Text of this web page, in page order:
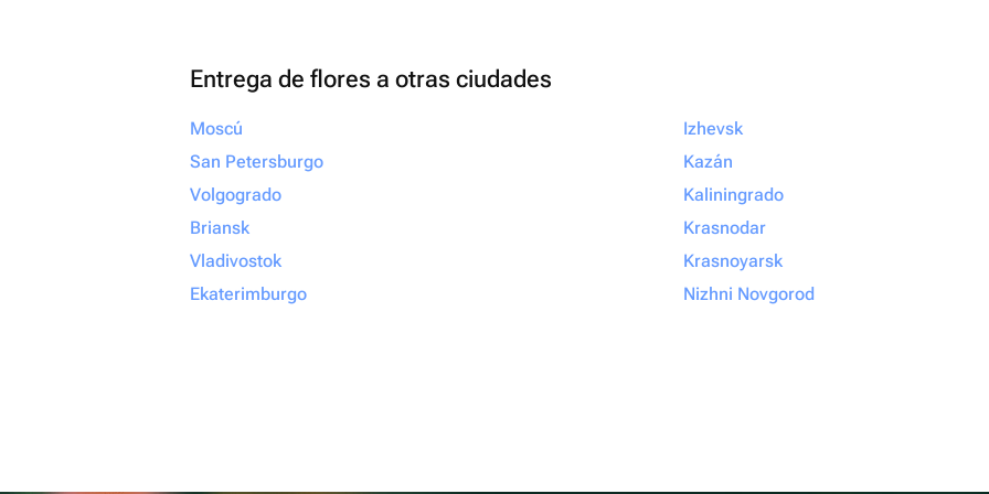
Entrega de flores a otras ciudades
Moscú
San Petersburgo
Volgogrado
Briansk
Vladivostok
Ekaterimburgo
Izhevsk
Kazán
Kaliningrado
Krasnodar
Krasnoyarsk
Nizhni Novgorod